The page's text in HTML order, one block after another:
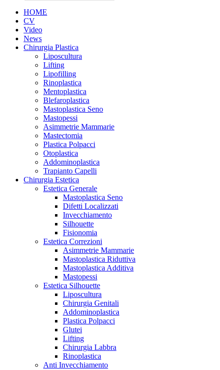
HOME
CV
Video
News
Chirurgia Plastica
Liposcultura
Lifting
Lipofilling
Rinoplastica
Mentoplastica
Blefaroplastica
Mastoplastica Seno
Mastopessi
Asimmetrie Mammarie
Mastectomia
Plastica Polpacci
Otoplastica
Addominoplastica
Trapianto Capelli
Chirurgia Estetica
Estetica Generale
Mastoplastica Seno
Difetti Localizzati
Invecchiamento
Silhouette
Fisionomia
Estetica Correzioni
Asimmetrie Mammarie
Mastoplastica Riduttiva
Mastoplastica Additiva
Mastopessi
Estetica Silhouette
Liposcultura
Chirurgia Genitali
Addominoplastica
Plastica Polpacci
Glutei
Lifting
Chirurgia Labbra
Rinoplastica
Anti Invecchiamento